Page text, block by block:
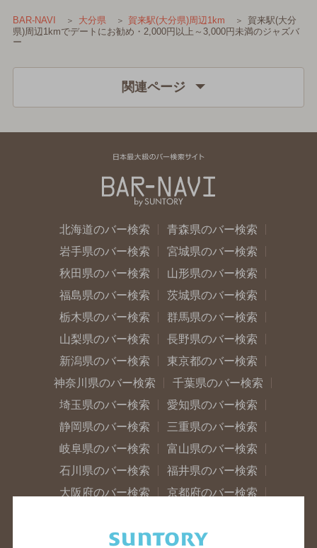
BAR-NAVI 大分県 賀来駅(大分県)周辺1km
賀来駅(大分
県)周辺1kmでデートにお勧め・2,000円以上～3,000円未満のジャズバ
ー
関連ページ
北海道のバー検索
青森県のバー検索
岩手県のバー検索
宮城県のバー検索
秋田県のバー検索
山形県のバー検索
福島県のバー検索
茨城県のバー検索
栃木県のバー検索
群馬県のバー検索
山梨県のバー検索
長野県のバー検索
新潟県のバー検索
東京都のバー検索
神奈川県のバー検索
千葉県のバー検索
埼玉県のバー検索
愛知県のバー検索
静岡県のバー検索
三重県のバー検索
岐阜県のバー検索
富山県のバー検索
石川県のバー検索
福井県のバー検索
大阪府のバー検索
京都府のバー検索
滋賀県のバー検索
和歌山県のバー検索